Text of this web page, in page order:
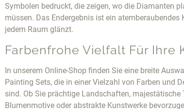
Symbolen bedruckt, die zeigen, wo die Diamanten
müssen. Das Endergebnis ist ein atemberaubendes
jedem Raum glänzt.
Farbenfrohe Vielfalt Für Ihre
In unserem Online-Shop finden Sie eine breite
Painting Sets, die in einer Vielzahl von Farben und
sind. Ob Sie prächtige Landschaften, majestätische
Blumenmotive oder abstrakte Kunstwerke